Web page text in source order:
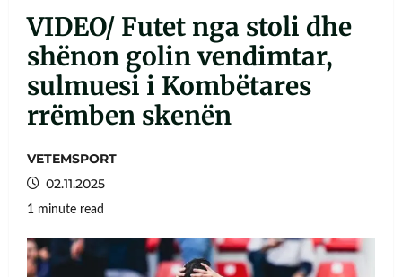
VIDEO/ Futet nga stoli dhe
shënon golin vendimtar,
sulmuesi i Kombëtares
rrëmben skenën
VETEMSPORT
02.11.2025
1 minute read